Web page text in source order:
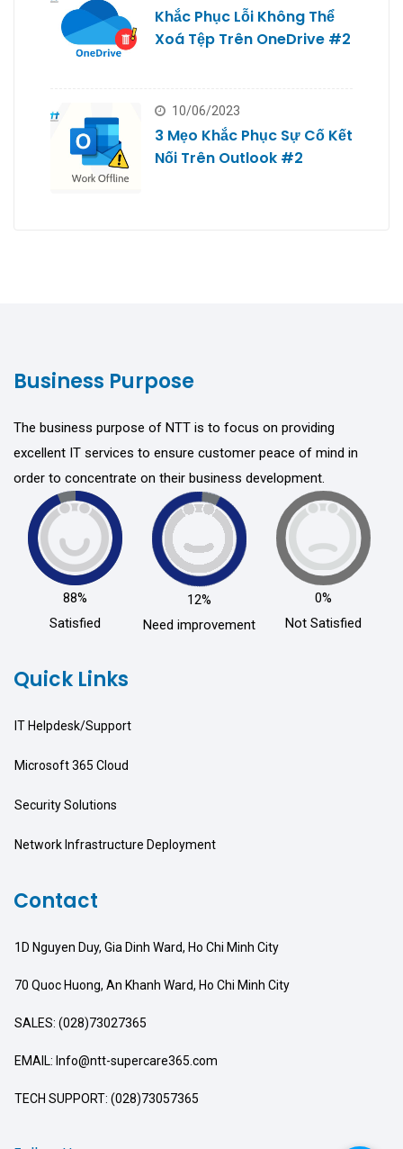
Khắc Phục Lỗi Không Thể
Xoá Tệp Trên OneDrive #2
10/06/2023
3 Mẹo Khắc Phục Sự Cố Kết
Nối Trên Outlook #2
Business Purpose
The business purpose of NTT is to focus on providing
excellent IT services to ensure customer peace of mind in
order to concentrate on their business development.
88%
Satisfied
12%
Need improvement
0%
Not Satisfied
Quick Links
IT Helpdesk/Support
Microsoft 365 Cloud
Security Solutions
Network Infrastructure Deployment
Contact
1D Nguyen Duy, Gia Dinh Ward, Ho Chi Minh City
70 Quoc Huong, An Khanh Ward, Ho Chi Minh City
SALES: (028)73027365
EMAIL: Info@ntt-supercare365.com
TECH SUPPORT: (028)73057365